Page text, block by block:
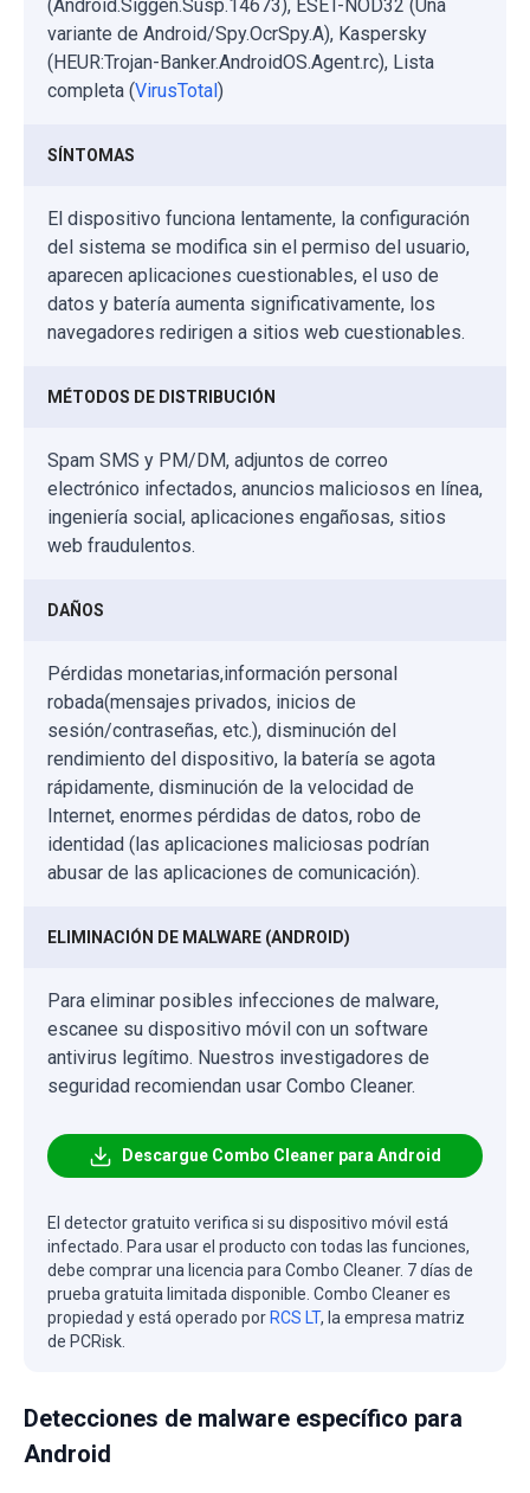
(Android.Siggen.Susp.14673), ESET-NOD32 (Una
variante de Android/Spy.OcrSpy.A), Kaspersky
(HEUR:Trojan-Banker.AndroidOS.Agent.rc), Lista
completa (VirusTotal)
SÍNTOMAS
El dispositivo funciona lentamente, la configuración
del sistema se modifica sin el permiso del usuario,
aparecen aplicaciones cuestionables, el uso de
datos y batería aumenta significativamente, los
navegadores redirigen a sitios web cuestionables.
MÉTODOS DE DISTRIBUCIÓN
Spam SMS y PM/DM, adjuntos de correo
electrónico infectados, anuncios maliciosos en línea,
ingeniería social, aplicaciones engañosas, sitios
web fraudulentos.
DAÑOS
Pérdidas monetarias,información personal
robada(mensajes privados, inicios de
sesión/contraseñas, etc.), disminución del
rendimiento del dispositivo, la batería se agota
rápidamente, disminución de la velocidad de
Internet, enormes pérdidas de datos, robo de
identidad (las aplicaciones maliciosas podrían
abusar de las aplicaciones de comunicación).
ELIMINACIÓN DE MALWARE (ANDROID)
Para eliminar posibles infecciones de malware,
escanee su dispositivo móvil con un software
antivirus legítimo. Nuestros investigadores de
seguridad recomiendan usar Combo Cleaner.
Descargue Combo Cleaner para Android
El detector gratuito verifica si su dispositivo móvil está
infectado. Para usar el producto con todas las funciones,
debe comprar una licencia para Combo Cleaner. 7 días de
prueba gratuita limitada disponible. Combo Cleaner es
propiedad y está operado por RCS LT, la empresa matriz
de PCRisk.
Detecciones de malware específico para
Android